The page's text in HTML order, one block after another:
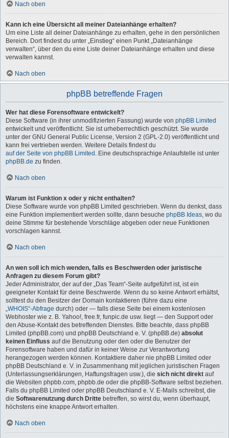
Nach oben
Kann ich eine Übersicht all meiner Dateianhänge erhalten?
Um eine Liste all deiner Dateianhänge zu erhalten, gehe in den persönlichen
Bereich. Dort findest du unter „Einstieg“ einen Punkt „Dateianhänge
verwalten“, über den du eine Liste deiner Dateianhänge erhalten und diese
verwalten kannst.
Nach oben
phpBB betreffende Fragen
Wer hat diese Forensoftware entwickelt?
Diese Software (in ihrer unmodifizierten Fassung) wurde von phpBB Limited
entwickelt und veröffentlicht. Sie ist urheberrechtlich geschützt. Sie wurde
unter der GNU General Public License, Version 2 (GPL-2.0) veröffentlicht und
kann frei vertrieben werden. Weitere Details findest du
auf der Seite von phpBB Limited . Eine deutschsprachige Anlaufstelle ist unter
phpBB.de zu finden.
Nach oben
Warum ist Funktion x oder y nicht enthalten?
Diese Software wurde von phpBB Limited geschrieben. Wenn du denkst, dass
eine Funktion implementiert werden sollte, dann besuche phpBB Ideas, wo du
deine Stimme für bestehende Vorschläge abgeben oder neue Funktionen
vorschlagen kannst.
Nach oben
An wen soll ich mich wenden, falls es Beschwerden oder juristische
Anfragen zu diesem Forum gibt?
Jeder Administrator, der auf der „Das Team“-Seite aufgeführt ist, ist ein
geeigneter Kontakt für deine Beschwerde. Wenn du so keine Antwort erhältst,
solltest du den Besitzer der Domain kontaktieren (führe dazu eine
„WHOIS“-Abfrage durch) oder — falls diese Seite bei einem kostenlosen
Webhoster wie z. B. Yahoo!, free.fr, funpic.de usw. liegt — den Support oder
den Abuse-Kontakt des betreffenden Dienstes. Bitte beachte, dass phpBB
Limited (phpBB.com) und phpBB Deutschland e. V. (phpBB.de) absolut
keinen Einfluss auf die Benutzung oder den oder die Benutzer der
Forensoftware haben und dafür in keiner Weise zur Verantwortung
herangezogen werden können. Kontaktiere daher nie phpBB Limited oder
phpBB Deutschland e. V. in Zusammenhang mit jeglichen juristischen Fragen
(Unterlassungserklärungen, Haftungsfragen usw.), die sich nicht direkt auf
die Websiten phpbb.com, phpbb.de oder die phpBB-Software selbst beziehen.
Falls du phpBB Limited oder phpBB Deutschland e. V. E-Mails schreibst, die
die Softwarenutzung durch Dritte betreffen, so wirst du, wenn überhaupt,
höchstens eine knappe Antwort erhalten.
Nach oben